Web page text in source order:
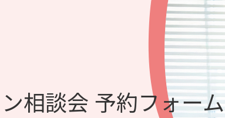
相談会 予約フォーム